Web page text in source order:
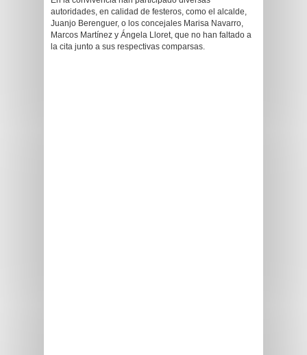
autoridades, en calidad de festeros, como el alcalde,
Juanjo Berenguer, o los concejales Marisa Navarro,
Marcos Martínez y Ángela Lloret, que no han faltado a
la cita junto a sus respectivas comparsas.